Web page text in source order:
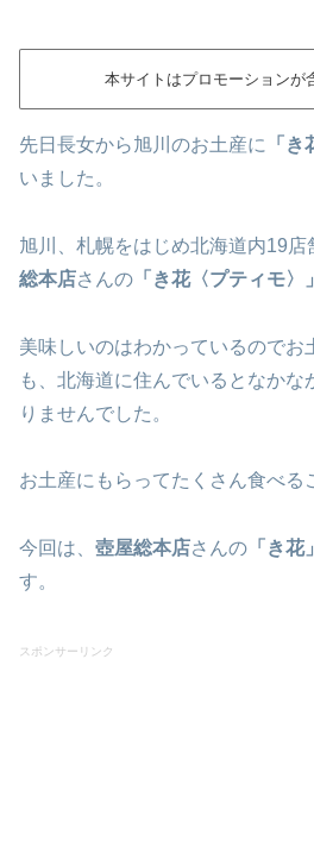
本サイトはプロモーションが
先日長女から旭川のお土産に 「き
いました。
旭川、札幌をはじめ北海道内19店
総本店さんの 「き花〈プティモ〉」
美味しいのはわかっているのでお
も、北海道に住んでいるとなかな
りませんでした。
お土産にもらってたくさん食べ
今回は、 壺屋総本店さんの 「き花」
す。
スポンサーリンク